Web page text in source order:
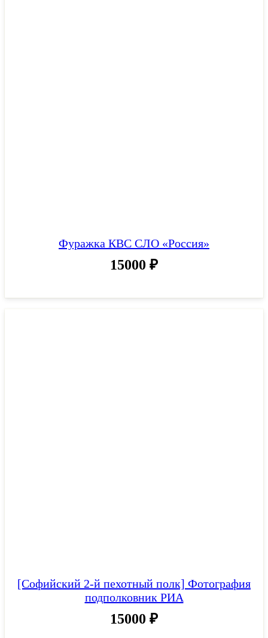
Фуражка КВС СЛО «Россия»
15000 ₽
[Софийский 2-й пехотный полк] Фотография
подполковник РИА
15000 ₽